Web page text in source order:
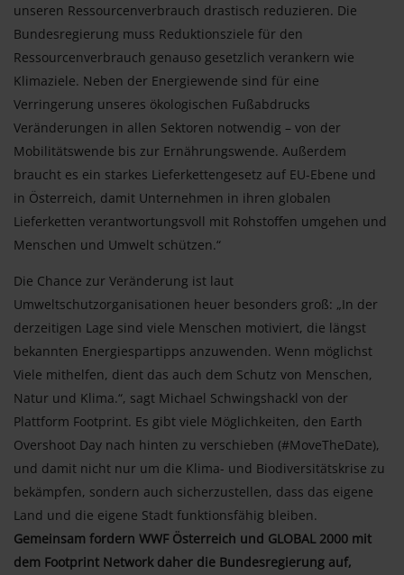
unseren Ressourcenverbrauch drastisch reduzieren. Die
Bundesregierung muss Reduktionsziele für den
Ressourcenverbrauch genauso gesetzlich verankern wie
Klimaziele. Neben der Energiewende sind für eine
Verringerung unseres ökologischen Fußabdrucks
Veränderungen in allen Sektoren notwendig – von der
Mobilitätswende bis zur Ernährungswende. Außerdem
braucht es ein starkes Lieferkettengesetz auf EU-Ebene und
in Österreich, damit Unternehmen in ihren globalen
Lieferketten verantwortungsvoll mit Rohstoffen umgehen und
Menschen und Umwelt schützen.“
Die Chance zur Veränderung ist laut
Umweltschutzorganisationen heuer besonders groß: „In der
derzeitigen Lage sind viele Menschen motiviert, die längst
bekannten Energiespartipps anzuwenden. Wenn möglichst
Viele mithelfen, dient das auch dem Schutz von Menschen,
Natur und Klima.“, sagt Michael Schwingshackl von der
Plattform Footprint. Es gibt viele Möglichkeiten, den Earth
Overshoot Day nach hinten zu verschieben (#MoveTheDate),
und damit nicht nur um die Klima- und Biodiversitätskrise zu
bekämpfen, sondern auch sicherzustellen, dass das eigene
Land und die eigene Stadt funktionsfähig bleiben.
Gemeinsam fordern WWF Österreich und GLOBAL 2000 mit
dem Footprint Network daher die Bundesregierung auf,